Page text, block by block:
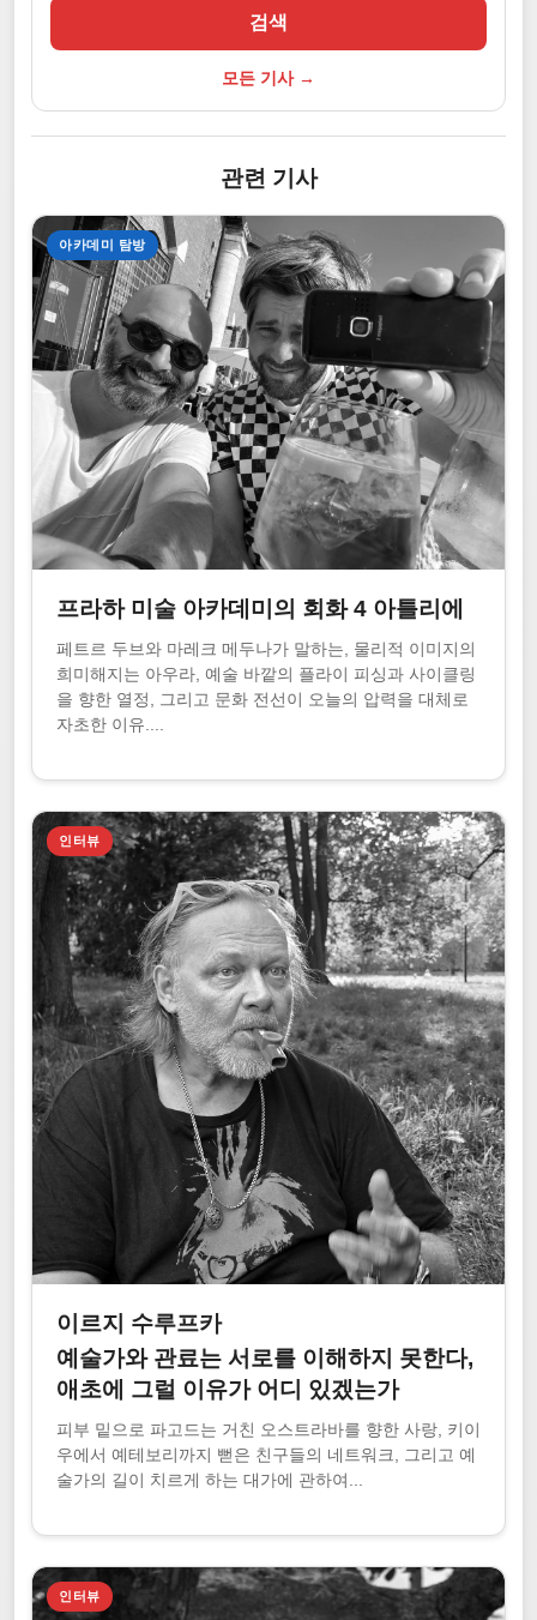
검색
모든 기사 →
관련 기사
아카데미 탐방
프라하 미술 아카데미의 회화 4 아틀리에
페트르 두브와 마레크 메두나가 말하는, 물리적 이미지의
희미해지는 아우라, 예술 바깥의 플라이 피싱과 사이클링
을 향한 열정, 그리고 문화 전선이 오늘의 압력을 대체로
자초한 이유....
인터뷰
이르지 수루프카
예술가와 관료는 서로를 이해하지 못한다,
애초에 그럴 이유가 어디 있겠는가
피부 밑으로 파고드는 거친 오스트라바를 향한 사랑, 키이
우에서 예테보리까지 뻗은 친구들의 네트워크, 그리고 예
술가의 길이 치르게 하는 대가에 관하여...
인터뷰